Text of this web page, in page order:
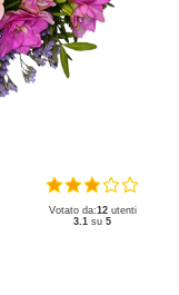
Votato da:12utenti
3.1 su5